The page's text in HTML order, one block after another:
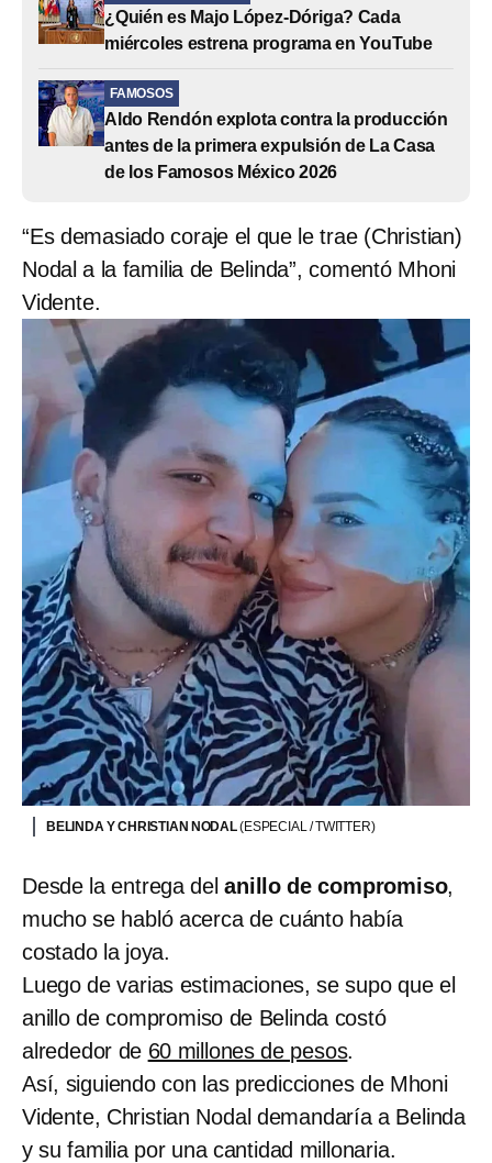
¿Quién es Majo López-Dóriga? Cada
miércoles estrena programa en YouTube
FAMOSOS
Aldo Rendón explota contra la producción
antes de la primera expulsión de La Casa
de los Famosos México 2026
“Es demasiado coraje el que le trae (Christian)
Nodal a la familia de Belinda”, comentó Mhoni
Vidente.
BELINDA Y CHRISTIAN NODAL(ESPECIAL / TWITTER)
Desde la entrega delanillo de compromiso,
mucho se habló acerca de cuánto había
costado la joya.
Luego de varias estimaciones, se supo que el
anillo de compromiso de Belinda costó
alrededor de 60 millones de pesos.
Así, siguiendo con las predicciones de Mhoni
Vidente, Christian Nodal demandaría a Belinda
y su familia por una cantidad millonaria.